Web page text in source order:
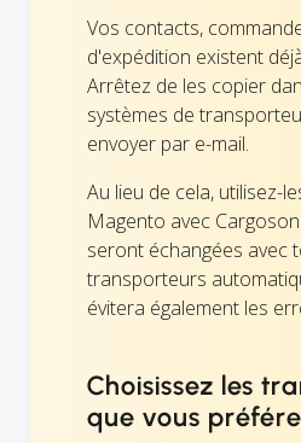
Vos contacts,
d'expédition existent
Arrêtez de les copier
systèmes de
envoyer par e-mail.
Au lieu de cela, utilisez-
Magento avec
seront échangées avec
transporteurs
évitera également les
Choisissez les
que vous